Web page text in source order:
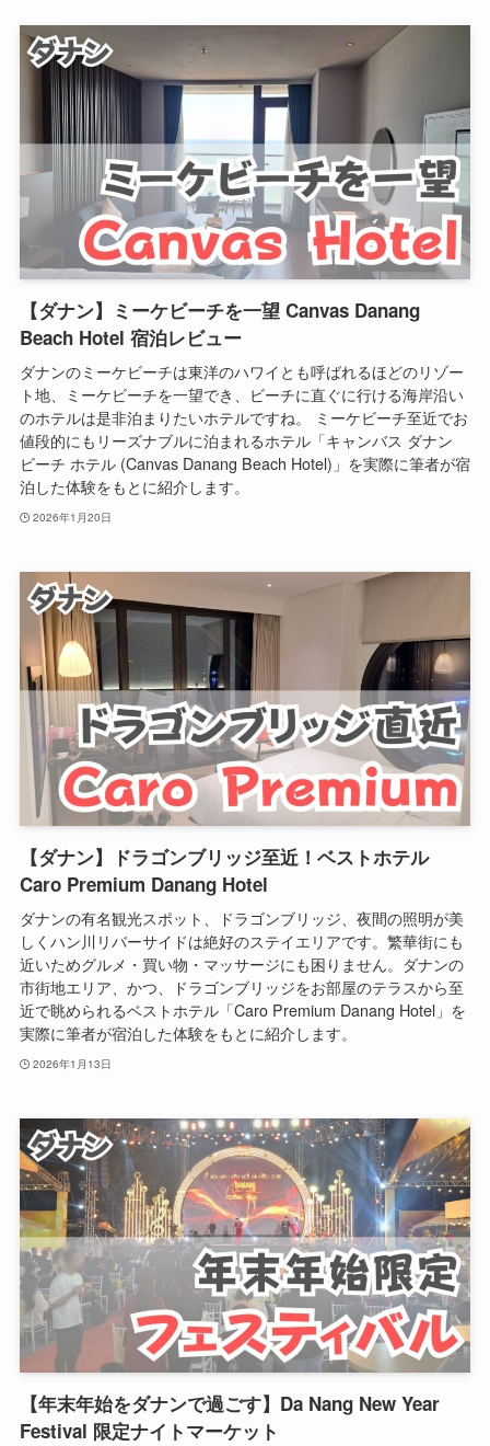
【ダナン】ミーケビーチを一望 Canvas Danang
Beach Hotel 宿泊レビュー
ダナンのミーケビーチは東洋のハワイとも呼ばれるほどのリゾー
ト地、ミーケビーチを一望でき、ビーチに直ぐに行ける海岸沿い
のホテルは是非泊まりたいホテルですね。 ミーケビーチ至近でお
値段的にもリーズナブルに泊まれるホテル「キャンバス ダナン
ビーチ ホテル (Canvas Danang Beach Hotel)」を実際に筆者が宿
泊した体験をもとに紹介します。
2026年1月20日
【ダナン】ドラゴンブリッジ至近！ベストホテル
Caro Premium Danang Hotel
ダナンの有名観光スポット、ドラゴンブリッジ、夜間の照明が美
しくハン川リバーサイドは絶好のステイエリアです。繁華街にも
近いためグルメ・買い物・マッサージにも困りません。ダナンの
市街地エリア、かつ、ドラゴンブリッジをお部屋のテラスから至
近で眺められるベストホテル「Caro Premium Danang Hotel」を
実際に筆者が宿泊した体験をもとに紹介します。
2026年1月13日
【年末年始をダナンで過ごす】Da Nang New Year
Festival 限定ナイトマーケット